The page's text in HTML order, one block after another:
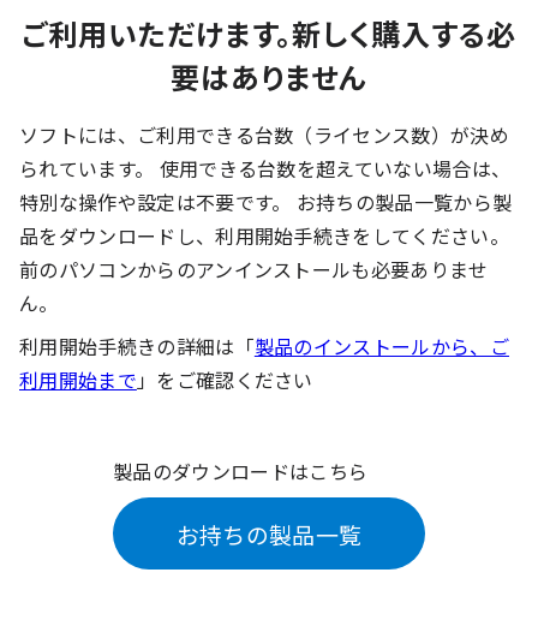
ご利用いただけます。新しく購入する必
要はありません
ソフトには、ご利用できる台数（ライセンス数）が決め
られています。 使用できる台数を超えていない場合は、
特別な操作や設定は不要です。 お持ちの製品一覧から製
品をダウンロードし、利用開始手続きをしてください。
前のパソコンからのアンインストールも必要ありませ
ん。
利用開始手続きの詳細は「製品のインストールから、ご
利用開始まで」をご確認ください
製品のダウンロードはこちら
お持ちの製品一覧